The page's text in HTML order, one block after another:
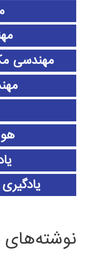
مهندسی
نوشته‌های